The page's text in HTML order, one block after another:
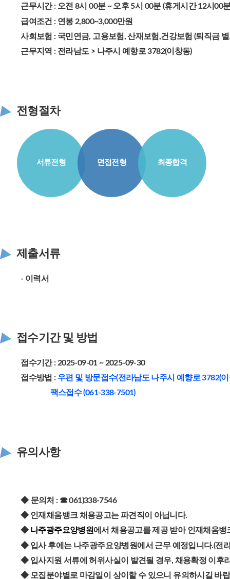
근무시간 : 오전 8시 00분 ~ 오후 5시 00분 (휴게시간 12시00
급여조건 : 연봉 2,800~3,000만원
사회보험 : 국민연금, 고용보험, 산재보험,건강보험 (퇴직금 별
근무지역 : 전라남도 > 나주시 예향로 3782(이창동)
전형절차
서류전형 면접전형 최종합격
제출서류
- 이력서
접수기간 및 방법
접수기간 : 2025-09-01 ~ 2025-09-30
접수방법 : 우편 및 방문접수(전라남도 나주시 예향로 3782(
팩스접수 (061-338-7501)
유의사항
◆ 문의처 : ☎ 061)338-7546
◆ 인재채움뱅크 채용공고는 파견직이 아닙니다.
◆ 나주광주요양병원에서 채용공고를 제공 받아 인재채움
◆ 입사 후에는 나주광주요양병원에서 근무 예정입니다.(전
◆ 입사지원 서류에 허위사실이 발견될 경우, 채용확정 이후
◆ 모집분야별로 마감일이 상이할 수 있으니 유의하시길 바